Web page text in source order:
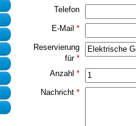
Telefon
E-Mail *
Reservierung
für *
Anzahl *
Nachricht *